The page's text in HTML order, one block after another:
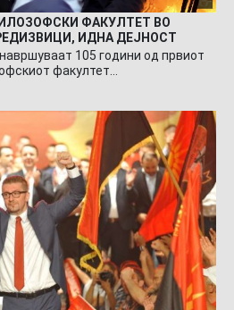
ФАКУЛТЕТ ВО
ИДНА ДЕЈНОСТ
105 години од првиот
факултет…